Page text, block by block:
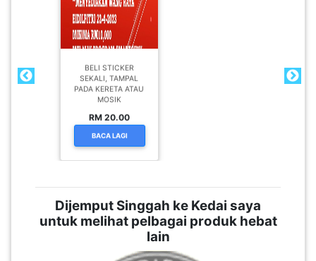
BELI STICKER
SEKALI, TAMPAL
PADA KERETA ATAU
MOSIK
RM 20.00
BACA LAGI
Dijemput Singgah ke Kedai saya
untuk melihat pelbagai produk hebat
lain